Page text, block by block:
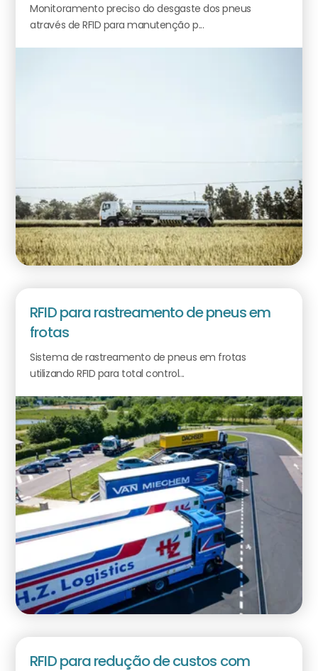
Monitoramento preciso do desgaste dos pneus
através de RFID para manutenção p...
RFID para rastreamento de pneus em
frotas
Sistema de rastreamento de pneus em frotas
utilizando RFID para total control...
RFID para redução de custos com